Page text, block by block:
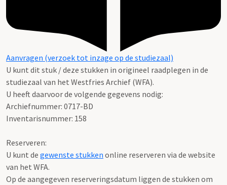
Aanvragen (verzoek tot inzage op de studiezaal)
U kunt dit stuk / deze stukken in origineel raadplegen in de
studiezaal van het Westfries Archief (WFA).
U heeft daarvoor de volgende gegevens nodig:
Archiefnummer: 0717-BD
Inventarisnummer: 158
Reserveren:
U kunt de gewenste stukken online reserveren via de website
van het WFA.
Op de aangegeven reserveringsdatum liggen de stukken om